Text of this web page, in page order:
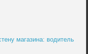
магазина: водитель